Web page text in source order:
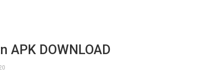
APK DOWNLOAD